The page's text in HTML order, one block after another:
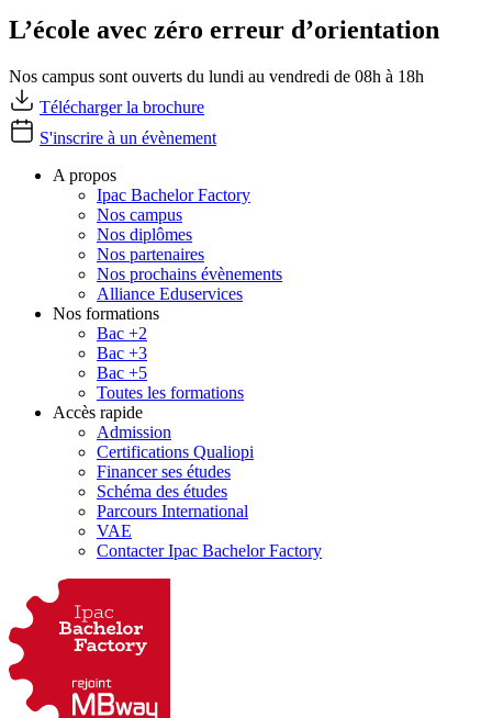
L’école avec zéro erreur d’orientation
Nos campus sont ouverts du lundi au vendredi de 08h à 18h
Télécharger la brochure
S'inscrire à un évènement
A propos
Ipac Bachelor Factory
Nos campus
Nos diplômes
Nos partenaires
Nos prochains évènements
Alliance Eduservices
Nos formations
Bac +2
Bac +3
Bac +5
Toutes les formations
Accès rapide
Admission
Certifications Qualiopi
Financer ses études
Schéma des études
Parcours International
VAE
Contacter Ipac Bachelor Factory